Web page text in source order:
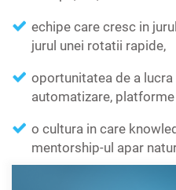
echipe care cresc in
jurul unei rotatii rapide,
oportunitatea de a
automatizare,
o cultura in care
mentorship-ul apar